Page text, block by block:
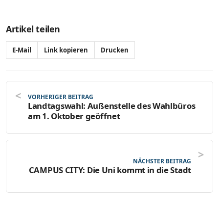
Artikel teilen
E-Mail Link kopieren Drucken
VORHERIGER BEITRAG
Landtagswahl: Außenstelle des Wahlbüros
am 1. Oktober geöffnet
NÄCHSTER BEITRAG
CAMPUS CITY: Die Uni kommt in die Stadt